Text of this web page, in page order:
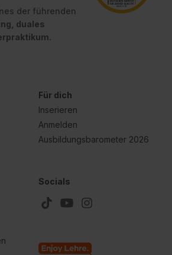
der führenden
duales
Für dich
Inserieren
Anmelden
Ausbildungsbarometer 2026
Socials